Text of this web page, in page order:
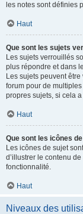
les notes sont définies
Haut
Que sont les sujets
Les sujets verrouillés
plus répondre et dans
Les sujets peuvent
forum pour de
propres sujets, si cela
Haut
Que sont les icônes
Les icônes de sujet
d’illustrer le contenu
fonctionnalité.
Haut
Niveaux des